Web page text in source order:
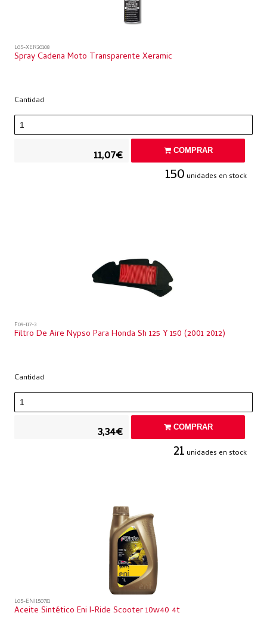
L05-XER20108
Spray Cadena Moto Transparente Xeramic
Cantidad
11,07€ COMPRAR
150 unidades en stock
F09-117-3
Filtro De Aire Nypso Para Honda Sh 125 Y 150 (2001 2012)
Cantidad
3,34€ COMPRAR
21 unidades en stock
L05-ENI150781
Aceite Sintético Eni I-Ride Scooter 10w40 4t